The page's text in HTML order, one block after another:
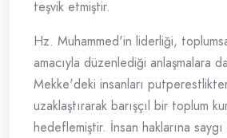
teşvik etmiştir.
Hz. Muhammed'in liderliği,
amacıyla düzenlediği anlaşmalara
Mekke'deki insanları
uzaklaştırarak barışçıl bir toplum
hedeflemiştir. İnsan haklarına